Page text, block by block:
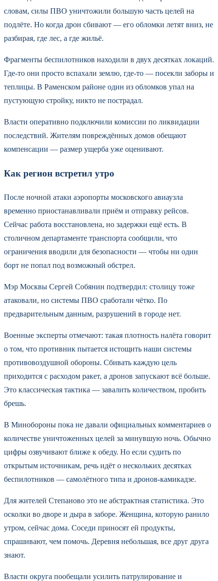
словам, силы ПВО уничтожили большую часть целей на
подлёте. Но когда дрон сбивают — его обломки летят вниз, не
разбирая, где лес, а где жильё.
Фрагменты беспилотников находили в двух десятках локаций.
Где-то они просто вспахали землю, где-то — посекли заборы и
теплицы. В Раменском районе один из обломков упал на
пустующую стройку, никто не пострадал.
Власти оперативно подключили комиссии по ликвидации
последствий. Жителям повреждённых домов обещают
компенсации — размер ущерба уже оценивают.
Как регион встретил утро
После ночной атаки аэропорты московского авиаузла
временно приостанавливали приём и отправку рейсов.
Сейчас работа восстановлена, но задержки ещё есть. В
столичном департаменте транспорта сообщили, что
ограничения вводили для безопасности — чтобы ни один
борт не попал под возможный обстрел.
Мэр Москвы Сергей Собянин подтвердил: столицу тоже
атаковали, но системы ПВО сработали чётко. По
предварительным данным, разрушений в городе нет.
Военные эксперты отмечают: такая плотность налёта говорит
о том, что противник пытается истощить наши системы
противовоздушной обороны. Сбивать каждую цель
приходится с расходом ракет, а дронов запускают всё больше.
Это классическая тактика — завалить количеством, пробить
брешь.
В Минобороны пока не давали официальных комментариев о
количестве уничтоженных целей за минувшую ночь. Обычно
цифры озвучивают ближе к обеду. Но если судить по
открытым источникам, речь идёт о нескольких десятках
беспилотников — самолётного типа и дронов-камикадзе.
Для жителей Степаново это не абстрактная статистика. Это
осколки во дворе и дыра в заборе. Женщина, которую ранило
утром, сейчас дома. Соседи приносят ей продукты,
спрашивают, чем помочь. Деревня небольшая, все друг друга
знают.
Власти округа пообещали усилить патрулирование и